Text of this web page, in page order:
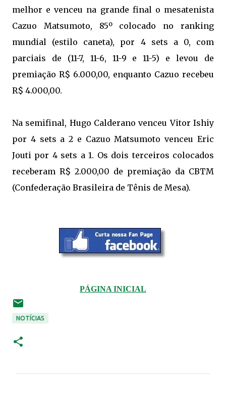
melhor e venceu na grande final o mesatenista
Cazuo Matsumoto, 85º colocado no ranking
mundial (estilo caneta), por 4 sets a 0, com
parciais de (11-7, 11-6, 11-9 e 11-5) e levou de
premiação R$ 6.000,00, enquanto Cazuo recebeu
R$ 4.000,00.
Na semifinal, Hugo Calderano venceu Vitor Ishiy
por 4 sets a 2 e Cazuo Matsumoto venceu Eric
Jouti por 4 sets a 1. Os dois terceiros colocados
receberam R$ 2.000,00 de premiação da CBTM
(Confederação Brasileira de Tênis de Mesa).
PÁGINA INICIAL
NOTÍCIAS